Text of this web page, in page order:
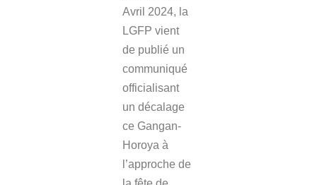
Avril 2024, la
LGFP vient
de publié un
communiqué
officialisant
un décalage
ce Gangan-
Horoya à
l’approche de